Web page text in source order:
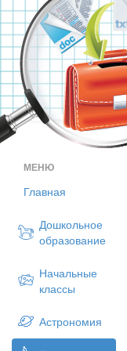
МЕНЮ
Главная
Дошкольное
образование
Начальные
классы
Астрономия